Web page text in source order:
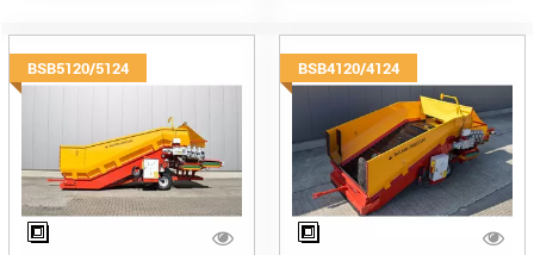
BSB5120/5124 BSB4120/4124